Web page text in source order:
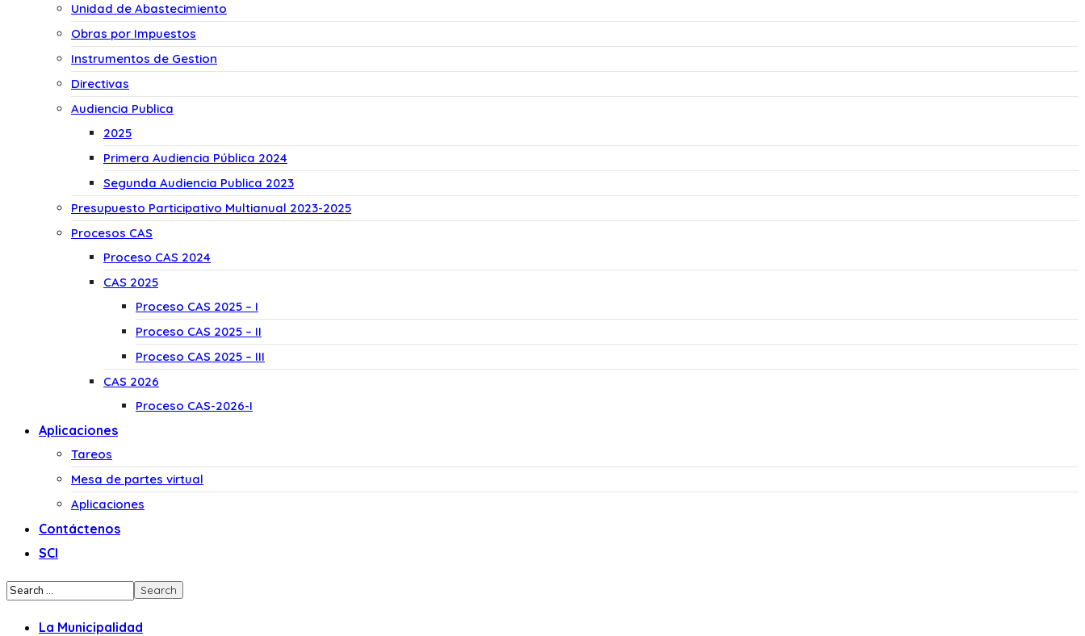
Unidad de Abastecimiento
Obras por Impuestos
Instrumentos de Gestion
Directivas
Audiencia Publica
2025
Primera Audiencia Pública 2024
Segunda Audiencia Publica 2023
Presupuesto Participativo Multianual 2023-2025
Procesos CAS
Proceso CAS 2024
CAS 2025
Proceso CAS 2025 – I
Proceso CAS 2025 – II
Proceso CAS 2025 – III
CAS 2026
Proceso CAS-2026-I
Aplicaciones
Tareos
Mesa de partes virtual
Aplicaciones
Contáctenos
SCI
La Municipalidad